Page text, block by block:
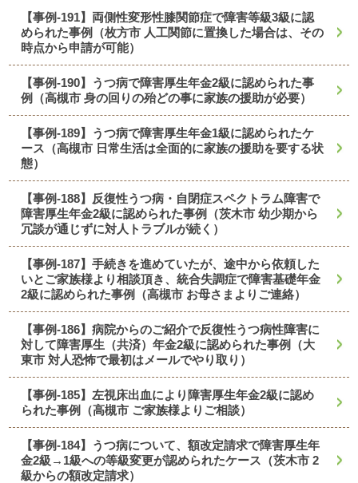
【事例-191】両側性変形性膝関節症で障害等級3級に認
められた事例（枚方市 人工関節に置換した場合は、その
時点から申請が可能）
【事例-190】うつ病で障害厚生年金2級に認められた事
例（高槻市 身の回りの殆どの事に家族の援助が必要）
【事例-189】うつ病で障害厚生年金1級に認められたケ
ース（高槻市 日常生活は全面的に家族の援助を要する状
態）
【事例-188】反復性うつ病・自閉症スペクトラム障害で
障害厚生年金2級に認められた事例（茨木市 幼少期から
冗談が通じずに対人トラブルが続く）
【事例-187】手続きを進めていたが、途中から依頼した
いとご家族様より相談頂き、統合失調症で障害基礎年金
2級に認められた事例（高槻市 お母さまよりご連絡）
【事例-186】病院からのご紹介で反復性うつ病性障害に
対して障害厚生（共済）年金2級に認められた事例（大
東市 対人恐怖で最初はメールでやり取り）
【事例-185】左視床出血により障害厚生年金2級に認め
られた事例（高槻市 ご家族様よりご相談）
【事例-184】うつ病について、額改定請求で障害厚生年
金2級→1級への等級変更が認められたケース（茨木市 2
級からの額改定請求）